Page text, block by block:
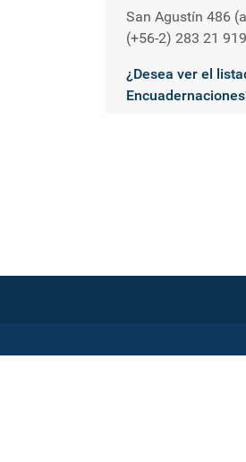
San Agustín 486
(+56-2) 283 21 919
¿Desea ver el